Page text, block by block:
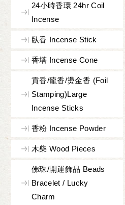
24小時香環 24hr Coil
Incense
臥香 Incense Stick
香塔 Incense Cone
貢香/龍香/燙金香 (Foil
Stamping)Large
Incense Sticks
香粉 Incense Powder
木柴 Wood Pieces
佛珠/開運飾品 Beads
Bracelet / Lucky
Charm